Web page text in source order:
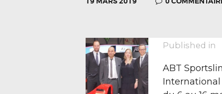
Published in
ABT
International